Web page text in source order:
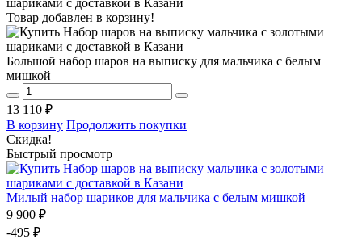
Товар добавлен в корзину!
Большой набор шаров на выписку для мальчика с белым
мишкой
13 110 ₽
В корзину Продолжить покупки
Скидка!
Быстрый просмотр
Милый набор шариков для мальчика с белым мишкой
9 900 ₽
-495 ₽